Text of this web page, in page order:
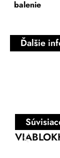
balenie
Ďalšie